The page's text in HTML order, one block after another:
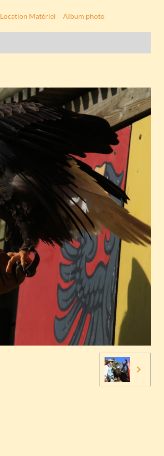
Location Matériel Album photo